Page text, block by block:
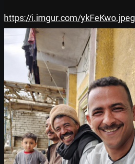
https://i.imgur.com/ykFeKwo.jpeg